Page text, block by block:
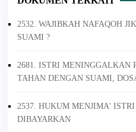
2532. WAJIBKAH NAFAQOH
SUAMI ?
2681. ISTRI MENINGGALKAN
TAHAN DENGAN SUAMI,
2537. HUKUM MENJIMA'
DIBAYARKAN